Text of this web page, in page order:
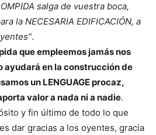
salga de vuestra boca,
la NECESARIA EDIFICACIÓN, a
.
que empleemos jamás nos
ayudará en la construcción de
un LENGUAGE procaz,
valor a nada ni a nadie.
y fin último de todo lo que
dar gracias a los oyentes, gracia